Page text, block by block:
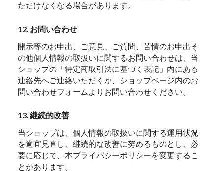
ただけなくなる場合があります。
12. お問い合わせ
開示等のお申出、ご意見、ご質問、苦情のお申出そ
の他個人情報の取扱いに関するお問い合わせは、当
ショップの「特定商取引法に基づく表記」内にある
連絡先へご連絡いただくか、ショップページ内のお
問い合わせフォームよりお問い合わせください。
13. 継続的改善
当ショップは、個人情報の取扱いに関する運用状況
を適宜見直し、継続的な改善に努めるものとし、必
要に応じて、本プライバシーポリシーを変更するこ
とがあります。